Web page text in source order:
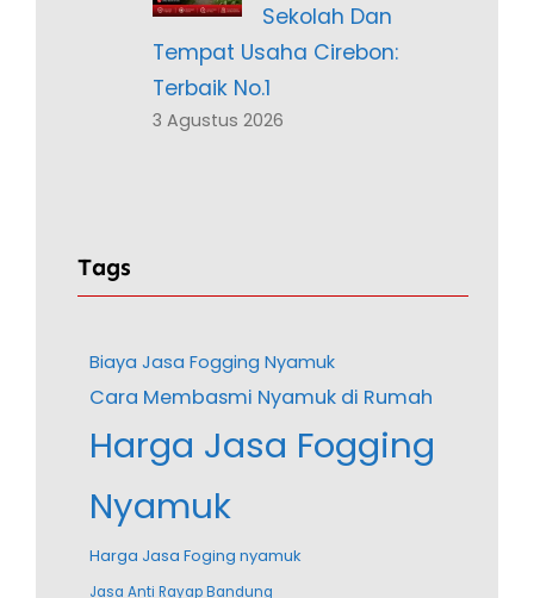
Sekolah Dan
Tempat Usaha Cirebon:
Terbaik No.1
3 Agustus 2026
Tags
Biaya Jasa Fogging Nyamuk
Cara Membasmi Nyamuk di Rumah
Harga Jasa Fogging
Nyamuk
Harga Jasa Foging nyamuk
Jasa Anti Rayap Bandung